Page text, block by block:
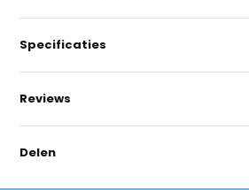
Specificaties
Reviews
Delen